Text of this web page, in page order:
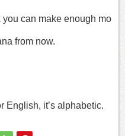
you can make enough mo
from now.
English, it’s alphabetic.